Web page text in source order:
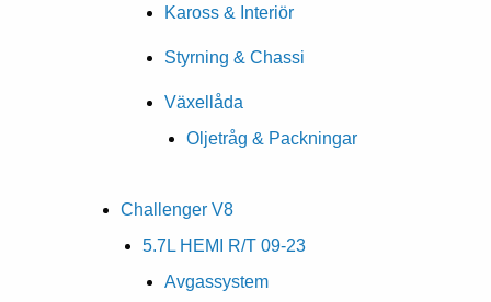
Kaross & Interiör
Styrning & Chassi
Växellåda
Oljetråg & Packningar
Challenger V8
5.7L HEMI R/T 09-23
Avgassystem